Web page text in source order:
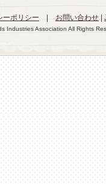
ーポリシー お問い合わせ
Industries Association All Rights